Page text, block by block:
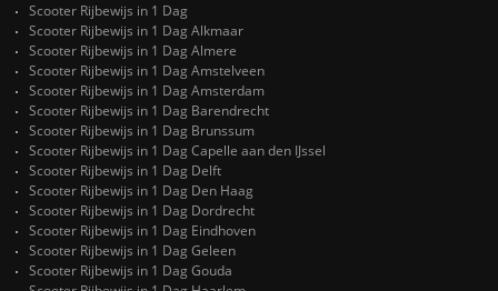
Scooter Rijbewijs in 1 Dag
Scooter Rijbewijs in 1 Dag Alkmaar
Scooter Rijbewijs in 1 Dag Almere
Scooter Rijbewijs in 1 Dag Amstelveen
Scooter Rijbewijs in 1 Dag Amsterdam
Scooter Rijbewijs in 1 Dag Barendrecht
Scooter Rijbewijs in 1 Dag Brunssum
Scooter Rijbewijs in 1 Dag Capelle aan den IJssel
Scooter Rijbewijs in 1 Dag Delft
Scooter Rijbewijs in 1 Dag Den Haag
Scooter Rijbewijs in 1 Dag Dordrecht
Scooter Rijbewijs in 1 Dag Eindhoven
Scooter Rijbewijs in 1 Dag Geleen
Scooter Rijbewijs in 1 Dag Gouda